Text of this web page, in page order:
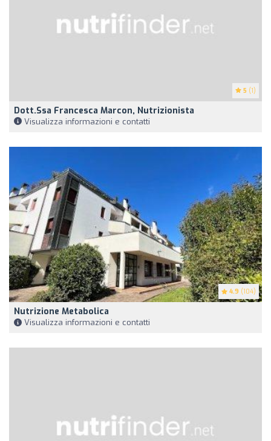
5 (1)
Dott.ssa Francesca Marcon, Nutrizionista
Visualizza informazioni e contatti
4.9 (104)
Nutrizione Metabolica
Visualizza informazioni e contatti